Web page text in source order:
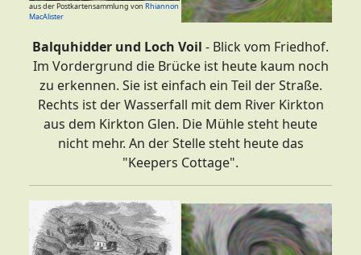
aus der Postkartensammlung von Rhiannon
MacAlister
Balquhidder und Loch Voil - Blick vom Friedhof.
Im Vordergrund die Brücke ist heute kaum noch
zu erkennen. Sie ist einfach ein Teil der Straße.
Rechts ist der Wasserfall mit dem River Kirkton
aus dem Kirkton Glen. Die Mühle steht heute
nicht mehr. An der Stelle steht heute das
"Keepers Cottage".